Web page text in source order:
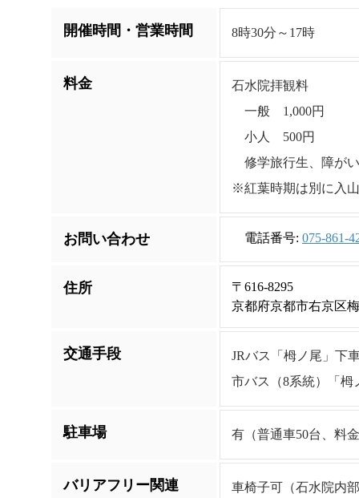
開催時間・営業時間 8時30分～17時
料金
石水院拝観料
一般 1,000円
小人 500円
修学旅行生、障が
※紅葉時期は別に入
お問い合わせ 電話番号: 075-861-
住所
〒616-8295
京都府京都市右京区
交通手段
JRバス「栂ノ尾」下
市バス（8系統）「栂
駐車場 有（普通車50台、料
バリアフリー関連
車椅子可（石水院内